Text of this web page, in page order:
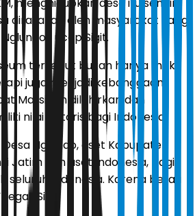
menghidupkan desa itu sendiri
dirasakan oleh masyarakat yang
ucap Sigit.
tersebut bukan hanya milik
juga menjadi kebanggaan
Marsinah dilahirkan dan
nilai historis bagi Indonesia.
Nglundo, aset Kabupaten
Jatim dan aset Indonesia, bagi
Indonesia. Karena beliau
Sigit.